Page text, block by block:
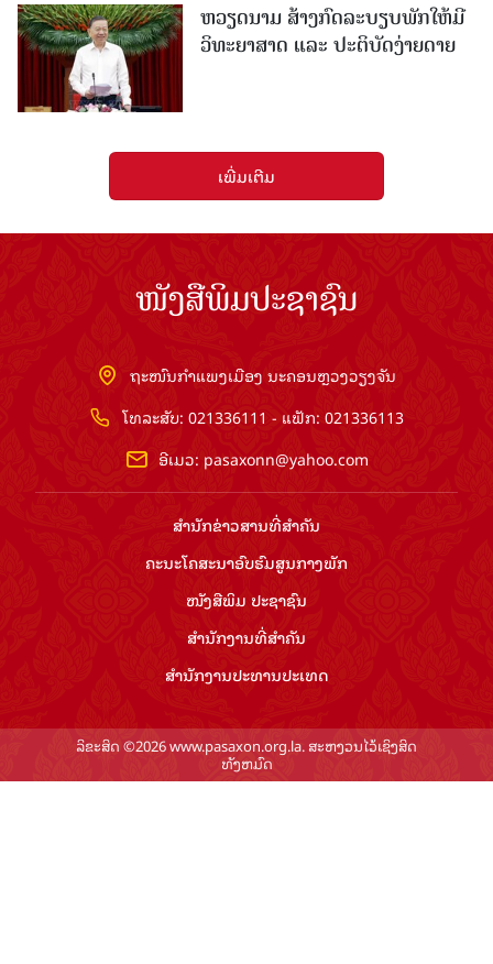
ຫວຽດນາມ ສ້າງກົດລະບຽບພັກໃຫ້ມີ
ວິທະຍາສາດ ແລະ ປະຕິບັດງ່າຍດາຍ
ເພີ່ມເຕີມ
ໜັງສືພິມປະຊາຊົນ
ຖະໜົນກຳແພງເມືອງ ນະຄອນຫຼວງວຽງຈັນ
ໂທລະສັບ: 021336111 - ແຟັກ: 021336113
ອີເມວ: pasaxonn@yahoo.com
ສຳ​ນັກ​ຂ່າວ​ສານ​ທີ່​ສຳ​ຄັນ​
ຄະນະໂຄສະນາອົບຮົມ​ສູນ​ກາງ​ພັກ
ໜັງສືພິມ ປະ​ຊາ​ຊົນ
ສຳ​ນັກ​ງານ​ທີ່​ສຳ​ຄັນ
ສຳ​ນັກ​ງານ​ປະ​ທານ​ປະ​ເທດ
ລິຂະສິດ ©2026 www.pasaxon.org.la. ສະຫງວນໄວ້ເຊິງສິດ
ທັງຫມົດ